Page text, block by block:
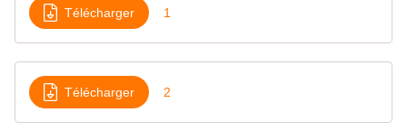
Télécharger 1
Télécharger 2